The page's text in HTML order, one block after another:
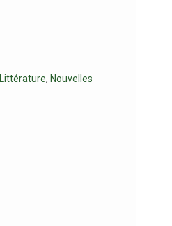
Littérature, Nouvelles